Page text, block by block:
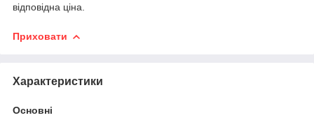
відповідна ціна.
Приховати
Характеристики
Основні